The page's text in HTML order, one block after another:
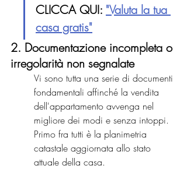
CLICCA QUI: "Valuta la tua
casa gratis"
2. Documentazione incompleta o
irregolarità non segnalate
Vi sono tutta una serie di documenti
fondamentali affinché la vendita
dell'appartamento avvenga nel
migliore dei modi e senza intoppi.
Primo fra tutti è la planimetria
catastale aggiornata allo stato
attuale della casa.